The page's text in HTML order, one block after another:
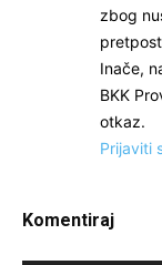
zbog
Inače,
BKK
otkaz.
Prijaviti
Komentiraj